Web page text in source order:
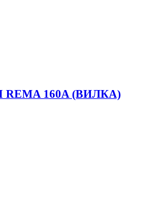
160A (ВИЛКА)